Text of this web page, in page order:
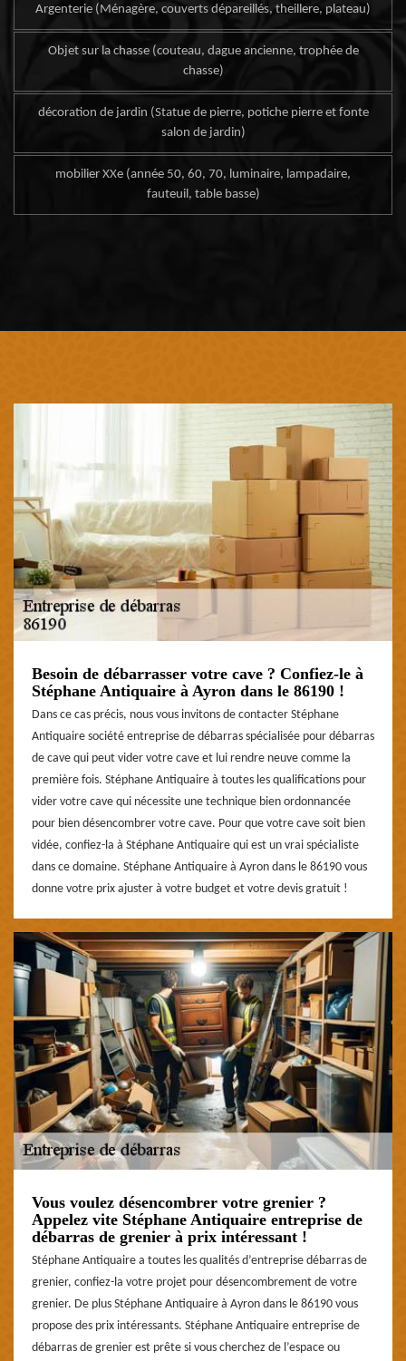
Argenterie (Ménagère, couverts dépareillés, theillere, plateau)
Objet sur la chasse (couteau, dague ancienne, trophée de
chasse)
décoration de jardin (Statue de pierre, potiche pierre et fonte
salon de jardin)
mobilier XXe (année 50, 60, 70, luminaire, lampadaire,
fauteuil, table basse)
Besoin de débarrasser votre cave ? Confiez-le à
Stéphane Antiquaire à Ayron dans le 86190 !
Dans ce cas précis, nous vous invitons de contacter Stéphane
Antiquaire société entreprise de débarras spécialisée pour débarras
de cave qui peut vider votre cave et lui rendre neuve comme la
première fois. Stéphane Antiquaire à toutes les qualifications pour
vider votre cave qui nécessite une technique bien ordonnancée
pour bien désencombrer votre cave. Pour que votre cave soit bien
vidée, confiez-la à Stéphane Antiquaire qui est un vrai spécialiste
dans ce domaine. Stéphane Antiquaire à Ayron dans le 86190 vous
donne votre prix ajuster à votre budget et votre devis gratuit !
Vous voulez désencombrer votre grenier ?
Appelez vite Stéphane Antiquaire entreprise de
débarras de grenier à prix intéressant !
Stéphane Antiquaire a toutes les qualités d’entreprise débarras de
grenier, confiez-la votre projet pour désencombrement de votre
grenier. De plus Stéphane Antiquaire à Ayron dans le 86190 vous
propose des prix intéressants. Stéphane Antiquaire entreprise de
débarras de grenier est prête si vous cherchez de l’espace ou